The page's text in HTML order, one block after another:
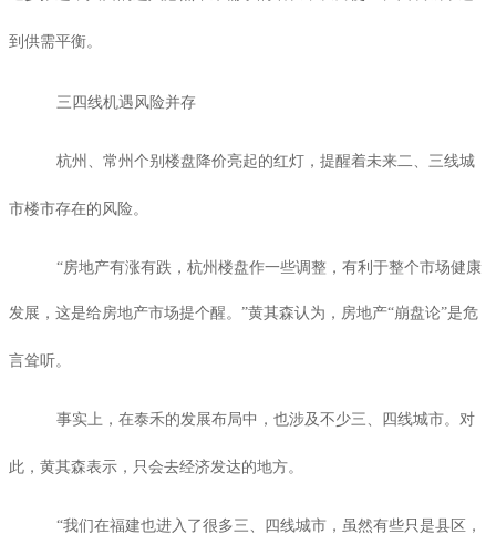
到供需平衡。
三四线机遇风险并存
杭州、常州个别楼盘降价亮起的红灯，提醒着未来二、三线城
市楼市存在的风险。
“房地产有涨有跌，杭州楼盘作一些调整，有利于整个市场健康
发展，这是给房地产市场提个醒。”黄其森认为，房地产“崩盘论”是危
言耸听。
事实上，在泰禾的发展布局中，也涉及不少三、四线城市。对
此，黄其森表示，只会去经济发达的地方。
“我们在福建也进入了很多三、四线城市，虽然有些只是县区，